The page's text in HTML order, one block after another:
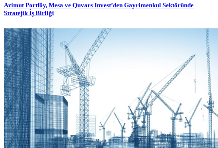
Azimut Portföy, Mesa ve Quvars Invest’den Gayrimenkul Sektöründe
Stratejik İş Birliği